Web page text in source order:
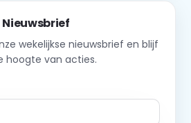
Nieuwsbrief
wekelijkse nieuwsbrief en blijf
hoogte van acties.